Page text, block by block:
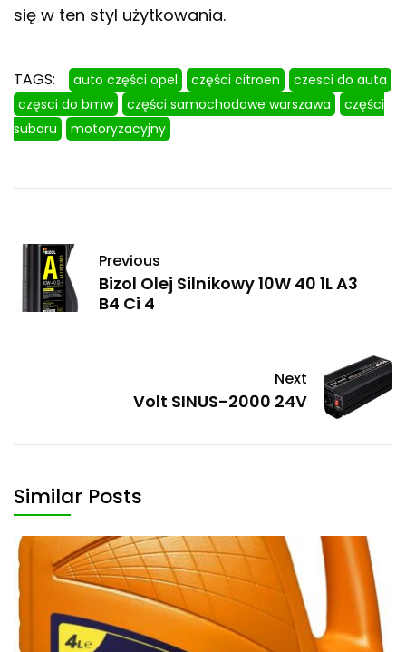
się w ten styl użytkowania.
TAGS: auto części opel części citroen
czesci do auta
częsci do bmw
części samochodowe warszawa
części
subaru
motoryzacyjny
Previous
Bizol Olej Silnikowy 10W 40 1L A3
B4 Ci 4
Next
Volt SINUS-2000 24V
Similar Posts